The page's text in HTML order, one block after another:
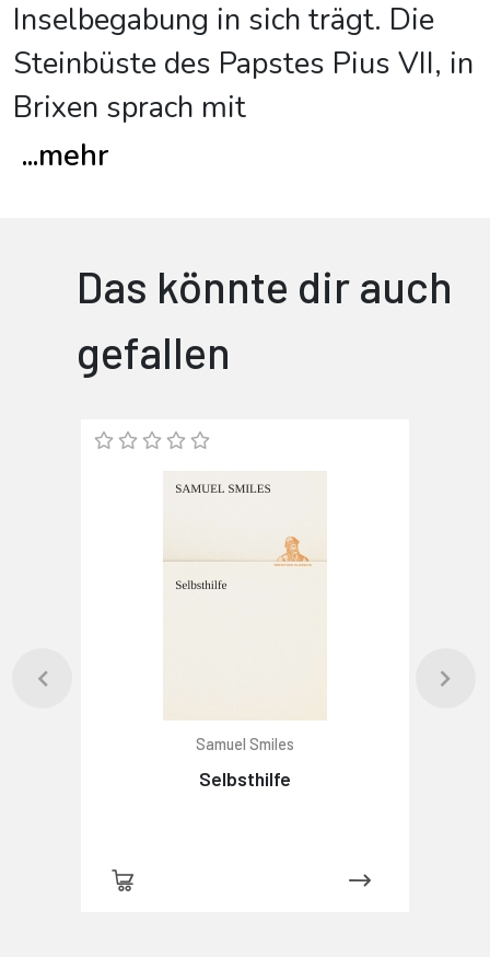
Inselbegabung in sich trägt. Die
Steinbüste des Papstes Pius VII, in
Brixen sprach mit
...mehr
Das könnte dir auch
gefallen
Samuel Smiles
Selbsthilfe